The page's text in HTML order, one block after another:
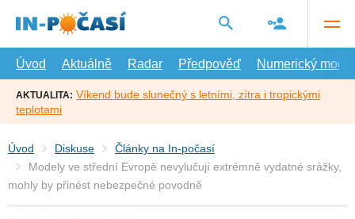
hlavní
Úvod
Aktuálně Radar Předpověď Numerický model
AKTUALITA: Víkend bude slunečný s letními, zítra i tropickými
teplotami
Úvod Diskuse
Články na In-počasí
Modely ve střední Evropě nevylučují extrémně vydatné srážky,
mohly by přinést nebezpečné povodně